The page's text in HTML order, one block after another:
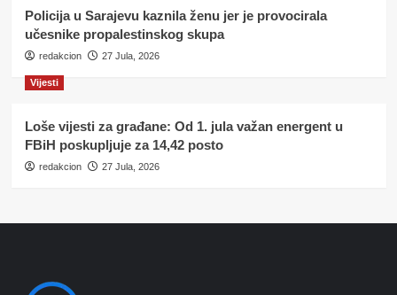
Policija u Sarajevu kaznila ženu jer je provocirala
učesnike propalestinskog skupa
redakcion 27 Jula, 2026
Vijesti
Loše vijesti za građane: Od 1. jula važan energent u
FBiH poskupljuje za 14,42 posto
redakcion 27 Jula, 2026